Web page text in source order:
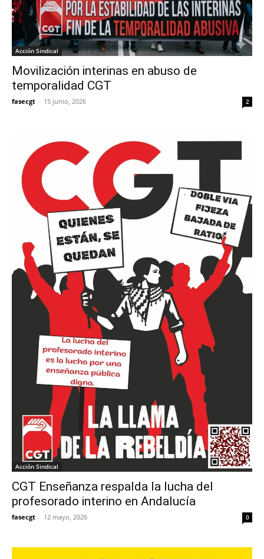
Acción Sindical
Movilización interinas en abuso de
temporalidad CGT
fasecgt - 15 junio, 2026 2
Acción Sindical
CGT Enseñanza respalda la lucha del
profesorado interino en Andalucía
fasecgt - 12 mayo, 2026 0